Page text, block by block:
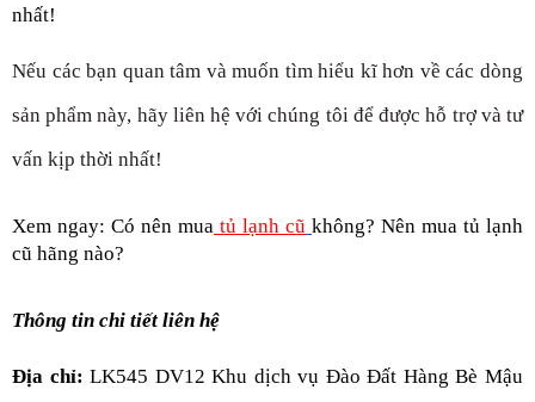
nhất!
Nếu các bạn quan tâm và muốn tìm hiểu kĩ hơn về các dòng
sản phẩm này, hãy liên hệ với chúng tôi để được hỗ trợ và tư
vấn kịp thời nhất!
Xem ngay: Có nên mua tủ lạnh cũ không? Nên mua tủ lạnh
cũ hãng nào?
Thông tin chi tiết liên hệ
Địa chỉ: LK545 DV12 Khu dịch vụ Đào Đất Hàng Bè Mậu